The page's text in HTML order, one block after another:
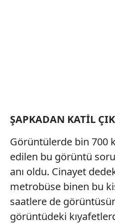
ŞAPKADAN KATİL
Görüntülerde bin 700
edilen bu görüntü
anı oldu. Cinayet
metrobüse binen bu
saatlere de
görüntüdeki